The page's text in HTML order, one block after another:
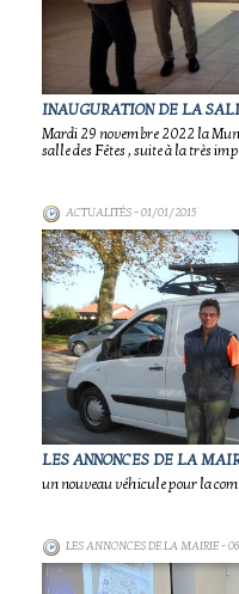
INAUGURATION DE LA
Mardi 29 novembre 2022 la
salle des Fêtes , suite à la très
ACTUALITÉS- 01/01/2015
LES ANNONCES DE LA
un nouveau véhicule pour la
LES ANNONCES DE LA MAIRIE-